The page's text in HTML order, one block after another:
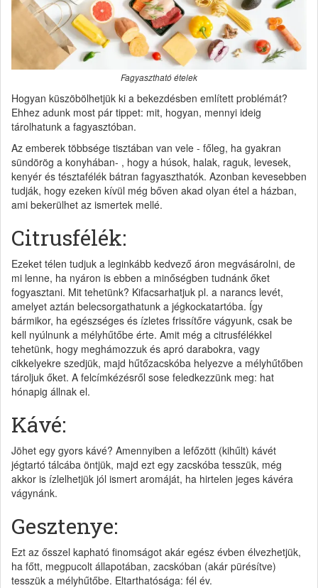
Fagyasztható ételek
Hogyan küszöbölhetjük ki a bekezdésben említett problémát?
Ehhez adunk most pár tippet: mit, hogyan, mennyi ideig
tárolhatunk a fagyasztóban.
Az emberek többsége tisztában van vele - főleg, ha gyakran
sündörög a konyhában- , hogy a húsok, halak, raguk, levesek,
kenyér és tésztafélék bátran fagyaszthatók. Azonban kevesebben
tudják, hogy ezeken kívül még bőven akad olyan étel a házban,
ami bekerülhet az ismertek mellé.
Citrusfélék:
Ezeket télen tudjuk a leginkább kedvező áron megvásárolni, de
mi lenne, ha nyáron is ebben a minőségben tudnánk őket
fogyasztani. Mit tehetünk? Kifacsarhatjuk pl. a narancs levét,
amelyet aztán belecsorgathatunk a jégkockatartóba. Így
bármikor, ha egészséges és ízletes frissítőre vágyunk, csak be
kell nyúlnunk a mélyhűtőbe érte. Amit még a citrusfélékkel
tehetünk, hogy meghámozzuk és apró darabokra, vagy
cikkelyekre szedjük, majd hűtőzacskóba helyezve a mélyhűtőben
tároljuk őket. A felcímkézésről sose feledkezzünk meg: hat
hónapig állnak el.
Kávé:
Jöhet egy gyors kávé? Amennyiben a lefőzött (kihűlt) kávét
jégtartó tálcába öntjük, majd ezt egy zacskóba tesszük, még
akkor is ízlelhetjük jól ismert aromáját, ha hirtelen jeges kávéra
vágynánk.
Gesztenye:
Ezt az ősszel kapható finomságot akár egész évben élvezhetjük,
ha főtt, megpucolt állapotában, zacskóban (akár pürésítve)
tesszük a mélyhűtőbe. Eltarthatósága: fél év.